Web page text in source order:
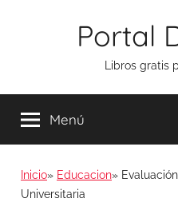
Portal
Libros gratis
Menú
Inicio Educacion
Universitaria